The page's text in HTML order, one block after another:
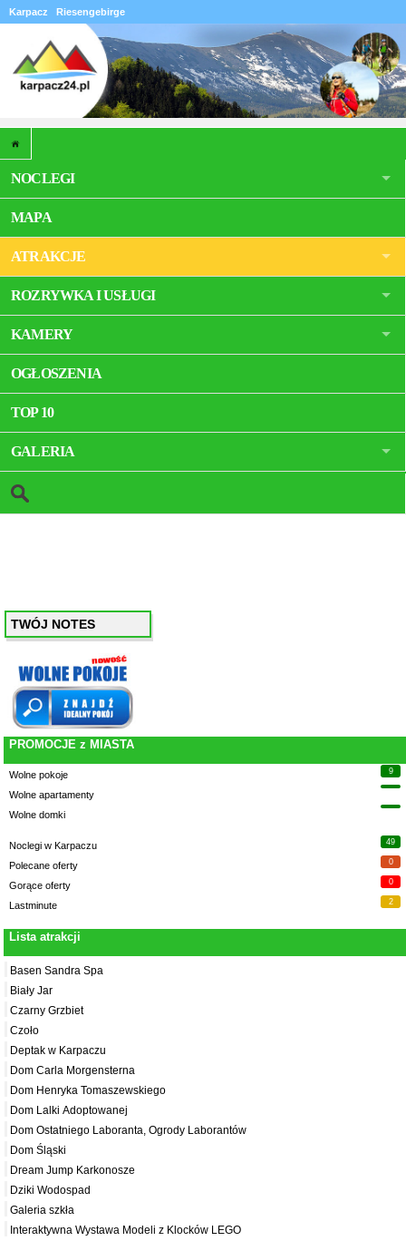
Karpacz Riesengebirge
NOCLEGI
MAPA
ATRAKCJE
ROZRYWKA I USŁUGI
KAMERY
OGŁOSZENIA
TOP 10
GALERIA
TWÓJ NOTES
PROMOCJE z MIASTA
Wolne pokoje 9
Wolne apartamenty
Wolne domki
Noclegi w Karpaczu 49
Polecane oferty 0
Gorące oferty 0
Lastminute 2
Lista atrakcji
Basen Sandra Spa
Biały Jar
Czarny Grzbiet
Czoło
Deptak w Karpaczu
Dom Carla Morgensterna
Dom Henryka Tomaszewskiego
Dom Lalki Adoptowanej
Dom Ostatniego Laboranta, Ogrody Laborantów
Dom Śląski
Dream Jump Karkonosze
Dziki Wodospad
Galeria szkła
Interaktywna Wystawa Modeli z Klocków LEGO